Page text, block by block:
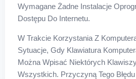
Wymagane Żadne Instalacje
Dostępu Do Internetu.
W Trakcie Korzystania Z
Sytuacje, Gdy Klawiatura
Można Wpisać Niektórych
Wszystkich. Przyczyną Tego